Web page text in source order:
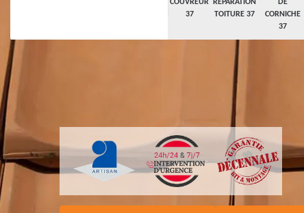
COUVREUR
37
RÉPARATION
TOITURE 37
DE
CORNICHE
37